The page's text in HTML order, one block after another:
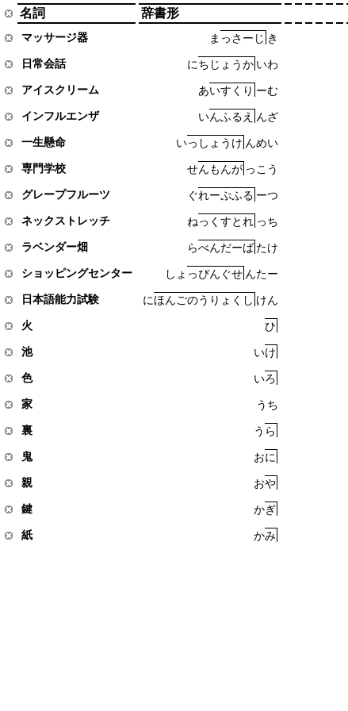
名詞 辞書形
マッサージ器 ま っさ ー じ き
日常会話 にち じ ょ うか いわ
アイスクリーム あいす く り ーむ
インフルエンザ いんふるえ んざ
一生懸命 いっ し ょ う け んめい
専門学校 せんも んが っ こ う
グレープフルーツ ぐれーぷふる ーつ
ネックストレッチ ねっ く すとれ っち
ラベンダー畑 らべんだーば たけ
ショッピングセンター し ょ っぴん ぐせ んたー
日本語能力試験 にほんごのう り ょ く し けん
火 ひ
池 いけ
色 いろ
家 う ち
裏 う ら
鬼 おに
親 おや
鍵 かぎ
紙 かみ